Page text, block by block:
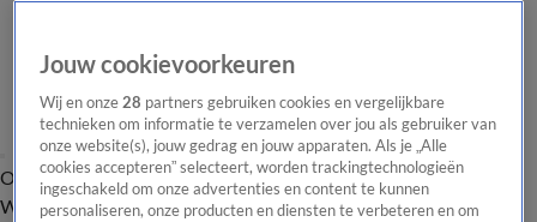
Overzicht Onze programma's Uitzendingen Onze gezichten
In de
WandelgangenInterviewsUitzending
Jouw cookievoorkeuren
Wij en onze28 partners gebruiken cookies en vergelijkbare
technieken om informatie te verzamelen over jou als gebruiker van
onze website(s), jouw gedrag en jouw apparaten. Als je „Alle
cookies accepteren” selecteert, worden trackingtechnologieën
ingeschakeld om onze advertenties en content te kunnen
personaliseren, onze producten en diensten te verbeteren en om